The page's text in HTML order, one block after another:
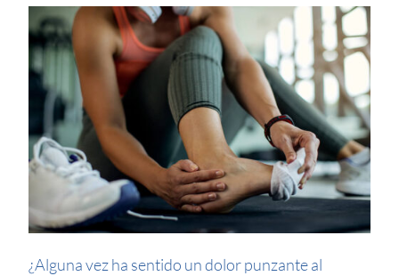
¿Alguna vez ha sentido un dolor punzante al